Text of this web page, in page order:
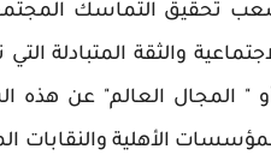
تحقيق التماسك
والثقة المتبادلة
" المجال العالم" عن هذه
الأهلية والنقابات